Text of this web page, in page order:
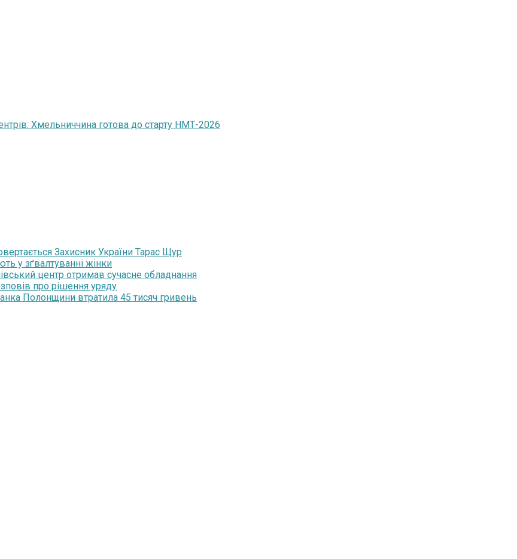
Хмельниччина готова до старту НМТ-2026
Захисник України Тарас Щур
у зґвалтуванні жінки
центр отримав сучасне обладнання
про рішення уряду
Полонщини втратила 45 тисяч гривень